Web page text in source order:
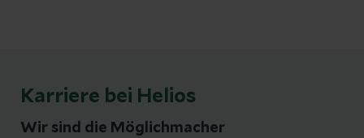
Karriere bei Helios
Wir sind die Möglichmacher